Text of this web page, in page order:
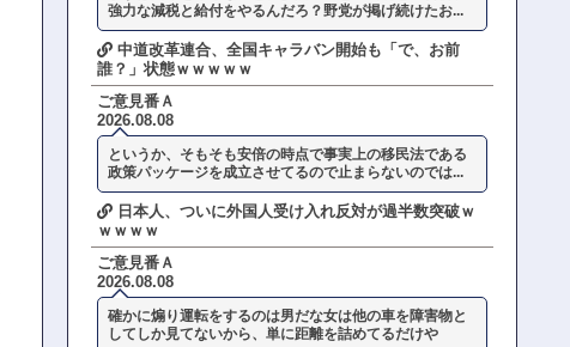
強力な減税と給付をやるんだろ？野党が掲げ続けたお...
中道改革連合、全国キャラバン開始も「で、お前
誰？」状態ｗｗｗｗｗ
ご意見番Ａ
2026.08.08
というか、そもそも安倍の時点で事実上の移民法である
政策パッケージを成立させてるので止まらないのでは...
日本人、ついに外国人受け入れ反対が過半数突破ｗ
ｗｗｗｗ
ご意見番Ａ
2026.08.08
確かに煽り運転をするのは男だな女は他の車を障害物と
してしか見てないから、単に距離を詰めてるだけや